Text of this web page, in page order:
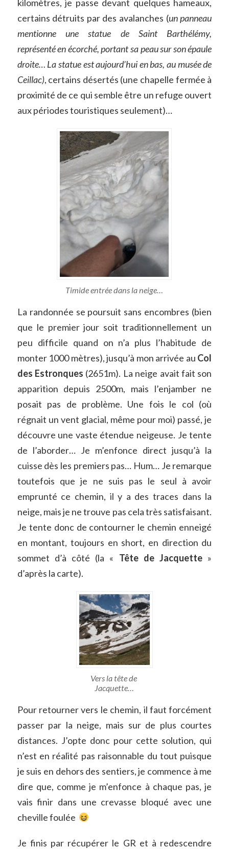
kilomètres, je passe devant quelques hameaux,
certains détruits par des avalanches (un panneau
mentionne une statue de Saint Barthélémy,
représenté en écorché, portant sa peau sur son épaule
droite… La statue est aujourd’hui en bas, au musée de
Ceillac), certains désertés (une chapelle fermée à
proximité de ce qui semble être un refuge ouvert
aux périodes touristiques seulement)…
Timide entrée dans la neige…
La randonnée se poursuit sans encombres (bien
que le premier jour soit traditionnellement un
peu difficile quand on n’a plus l’habitude de
monter 1000 mètres), jusqu’à mon arrivée au Col
des Estronques (2651m). La neige avait fait son
apparition depuis 2500m, mais l’enjamber ne
posait pas de problème. Une fois le col (où
régnait un vent glacial, même pour moi) passé, je
découvre une vaste étendue neigeuse. Je tente
de l’aborder… Je m’enfonce direct jusqu’à la
cuisse dès les premiers pas… Hum… Je remarque
toutefois que je ne suis pas le seul à avoir
emprunté ce chemin, il y a des traces dans la
neige, mais je ne trouve pas cela très satisfaisant.
Je tente donc de contourner le chemin enneigé
en montant, toujours en short, en direction du
sommet d’à côté (la « Tête de Jacquette »
d’après la carte).
Vers la tête de
Jacquette…
Pour retourner vers le chemin, il faut forcément
passer par la neige, mais sur de plus courtes
distances. J’opte donc pour cette solution, qui
n’est en réalité pas raisonnable du tout puisque
je suis en dehors des sentiers, je commence à me
dire que, comme je m’enfonce à chaque pas, je
vais finir dans une crevasse bloqué avec une
cheville foulée
Je finis par récupérer le GR et à redescendre